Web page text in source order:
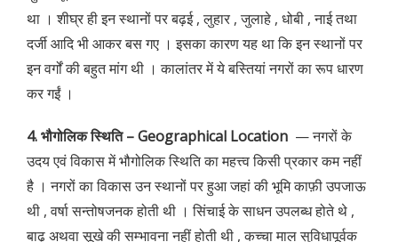
था । शीघ्र ही इन स्थानों पर बढ़ई , लुहार , जुलाहे , धोबी , नाई तथा
दर्जी आदि भी आकर बस गए । इसका कारण यह था कि इन स्थानों पर
इन वर्गों की बहुत मांग थी । कालांतर में ये बस्तियां नगरों का रूप धारण
कर गईं ।
4. भौगोलिक स्थिति – Geographical Location — नगरों के
उदय एवं विकास में भौगोलिक स्थिति का महत्त्व किसी प्रकार कम नहीं
है । नगरों का विकास उन स्थानों पर हुआ जहां की भूमि काफ़ी उपजाऊ
थी , वर्षा सन्तोषजनक होती थी । सिंचाई के साधन उपलब्ध होते थे ,
बाढ़ अथवा सूखे की सम्भावना नहीं होती थी , कच्चा माल सुविधापूर्वक